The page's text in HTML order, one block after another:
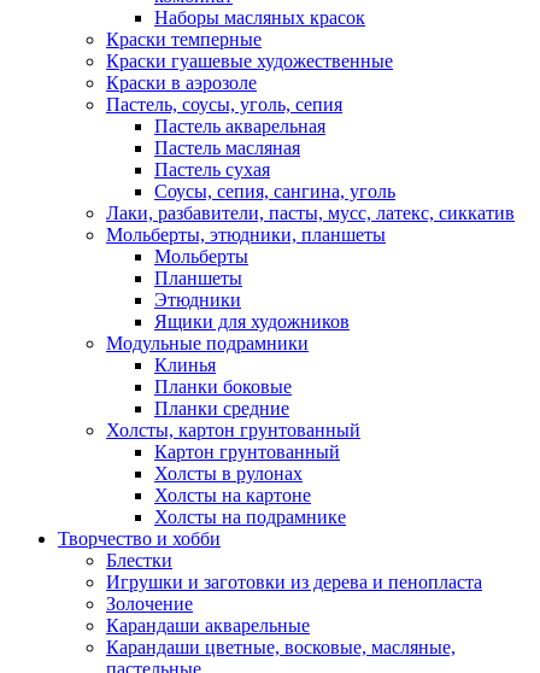
Наборы масляных красок
Краски темперные
Краски гуашевые художественные
Краски в аэрозоле
Пастель, соусы, уголь, сепия
Пастель акварельная
Пастель масляная
Пастель сухая
Соусы, сепия, сангина, уголь
Лаки, разбавители, пасты, мусс, латекс, сиккатив
Мольберты, этюдники, планшеты
Мольберты
Планшеты
Этюдники
Ящики для художников
Модульные подрамники
Клинья
Планки боковые
Планки средние
Холсты, картон грунтованный
Картон грунтованный
Холсты в рулонах
Холсты на картоне
Холсты на подрамнике
Творчество и хобби
Блестки
Игрушки и заготовки из дерева и пенопласта
Золочение
Карандаши акварельные
Карандаши цветные, восковые, масляные,
пастельные